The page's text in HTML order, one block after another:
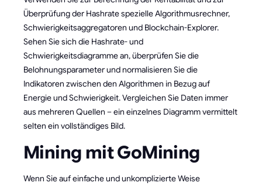
Überprüfung der Hashrate spezielle Algorithmusrechner,
Schwierigkeitsaggregatoren und Blockchain-Explorer.
Sehen Sie sich die Hashrate- und
Schwierigkeitsdiagramme an, überprüfen Sie die
Belohnungsparameter und normalisieren Sie die
Indikatoren zwischen den Algorithmen in Bezug auf
Energie und Schwierigkeit. Vergleichen Sie Daten immer
aus mehreren Quellen – ein einzelnes Diagramm vermittelt
selten ein vollständiges Bild.
Mining mit GoMining
Wenn Sie auf einfache und unkomplizierte Weise